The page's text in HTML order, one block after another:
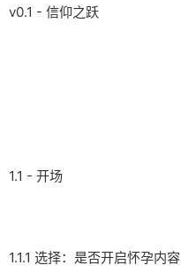
v0.1 - 信仰之跃
1.1 - 开场
1.1.1 选择：是否开启怀孕内容